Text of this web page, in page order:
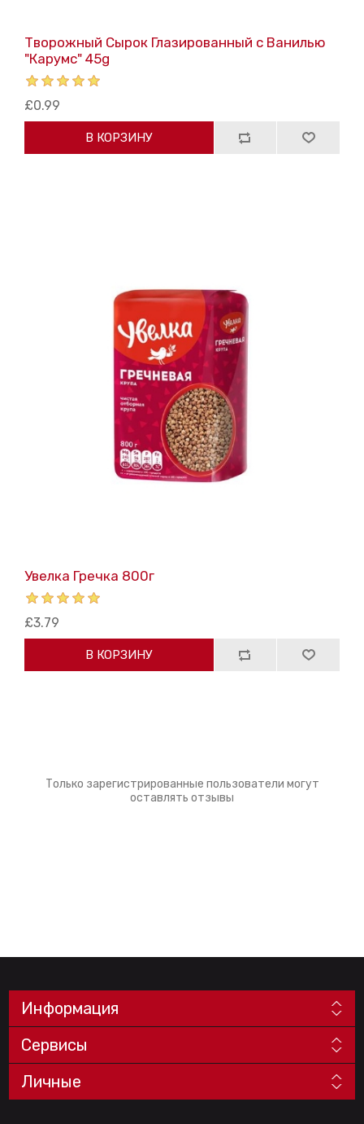
Творожный Сырок Глазированный с Ванилью
"Карумс" 45g
£0.99
В КОРЗИНУ
Увелка Гречка 800г
£3.79
В КОРЗИНУ
Только зарегистрированные пользователи могут
оставлять отзывы
Информация
Сервисы
Личные